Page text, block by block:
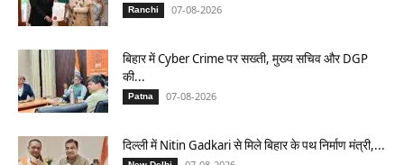
Ranchi 07-08-2026
बिहार में Cyber Crime पर सख्ती, मुख्य सचिव और DGP
की...
Patna 07-08-2026
दिल्ली में Nitin Gadkari से मिले बिहार के पथ निर्माण मंत्री,...